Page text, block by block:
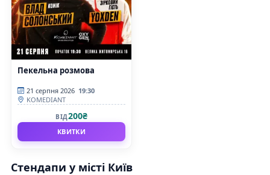
Пекельна розмова
21 серпня 2026 19:30
KOMEDIANT
ВІД200₴
КВИТКИ
Стендапи у місті Київ